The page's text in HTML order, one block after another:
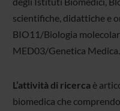
scientifiche, didattiche e
BIO11/Biologia
MED03/Genetica Medica.
L’attività di ricercaè
biomedica che